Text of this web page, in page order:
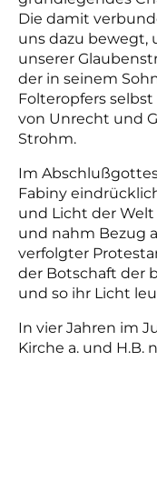
Die damit
uns dazu bewegt,
unserer
der in seinem
Folteropfers
von Unrecht und
Strohm.
Im
Fabiny
und Licht der
und nahm Bezug
verfolgter
der Botschaft der
und so ihr Licht
In vier Jahren im
Kirche a. und H.B.